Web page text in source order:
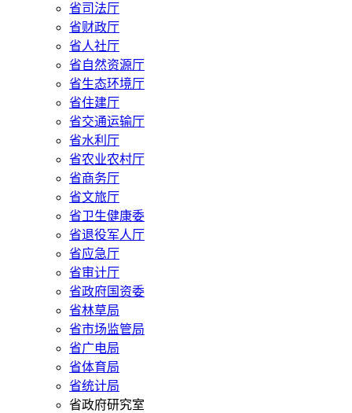
省司法厅
省财政厅
省人社厅
省自然资源厅
省生态环境厅
省住建厅
省交通运输厅
省水利厅
省农业农村厅
省商务厅
省文旅厅
省卫生健康委
省退役军人厅
省应急厅
省审计厅
省政府国资委
省林草局
省市场监管局
省广电局
省体育局
省统计局
省政府研究室